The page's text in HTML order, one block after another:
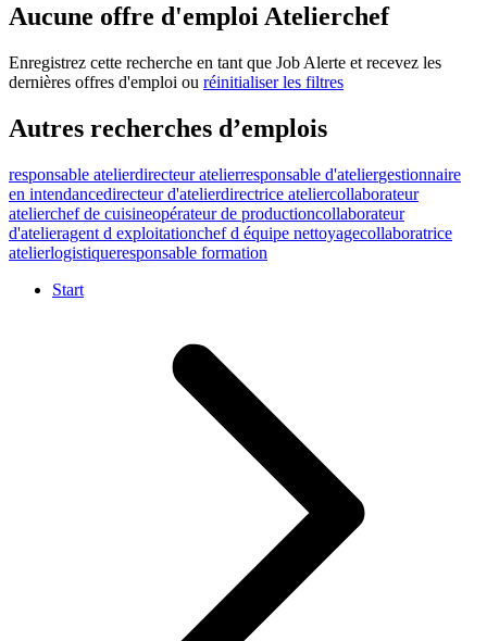
Aucune offre d'emploi Atelierchef
Enregistrez cette recherche en tant que Job Alerte et recevez les
dernières offres d'emploi ou réinitialiser les filtres
Autres recherches d’emplois
responsable atelierdirecteur atelierresponsable d'ateliergestionnaire
en intendancedirecteur d'atelierdirectrice ateliercollaborateur
atelierchef de cuisineopérateur de productioncollaborateur
d'atelieragent d exploitationchef d équipe nettoyagecollaboratrice
atelierlogistiqueresponsable formation
Start